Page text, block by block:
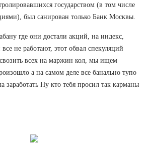
государством (в том числе
был санирован только Банк Москвы.
где они достали акций, на индекс,
не работают, этот обвал спекуляций
всех на маржин кол, мы ищем
а на самом деле все банально тупо
заработать Ну кто тебя просил так карманы